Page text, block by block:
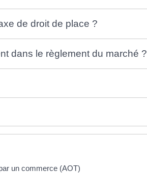
de droit de place ?
dans le règlement du marché ?
un commerce (AOT)